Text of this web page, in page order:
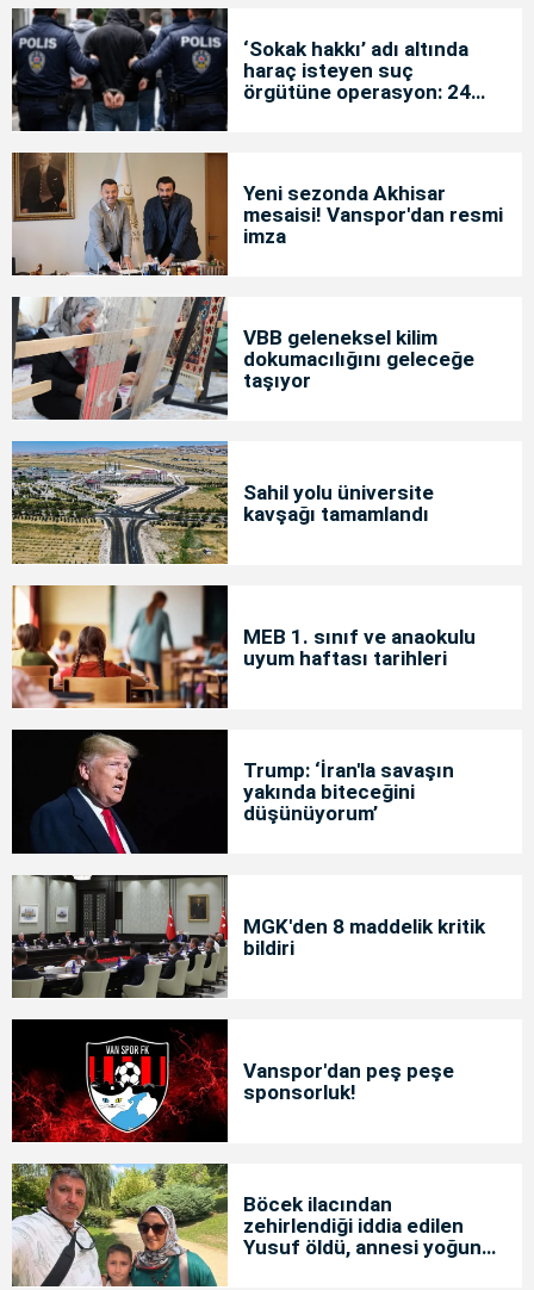
‘Sokak hakkı’ adı altında
haraç isteyen suç
örgütüne operasyon: 24
Yeni sezonda Akhisar
mesaisi! Vanspor'dan resmi
imza
VBB geleneksel kilim
dokumacılığını geleceğe
taşıyor
Sahil yolu üniversite
kavşağı tamamlandı
MEB 1. sınıf ve anaokulu
uyum haftası tarihleri
Trump: ‘İran'la savaşın
yakında biteceğini
düşünüyorum’
MGK'den 8 maddelik kritik
bildiri
Vanspor'dan peş peşe
sponsorluk!
Böcek ilacından
zehirlendiği iddia edilen
Yusuf öldü, annesi yoğun